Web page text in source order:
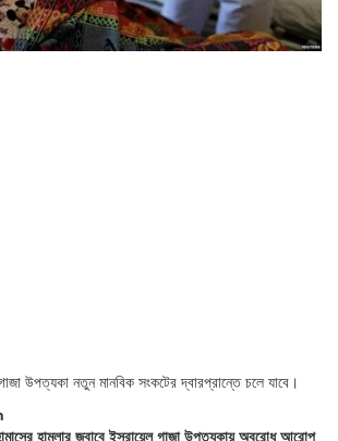
উপত্যকা নতুন মানবিক সংকটের দ্বারপ্রান্তে চলে যাবে।
হামলার জবাবে ইসরায়েল গাজা উপত্যকায় অবরোধ আরোপ